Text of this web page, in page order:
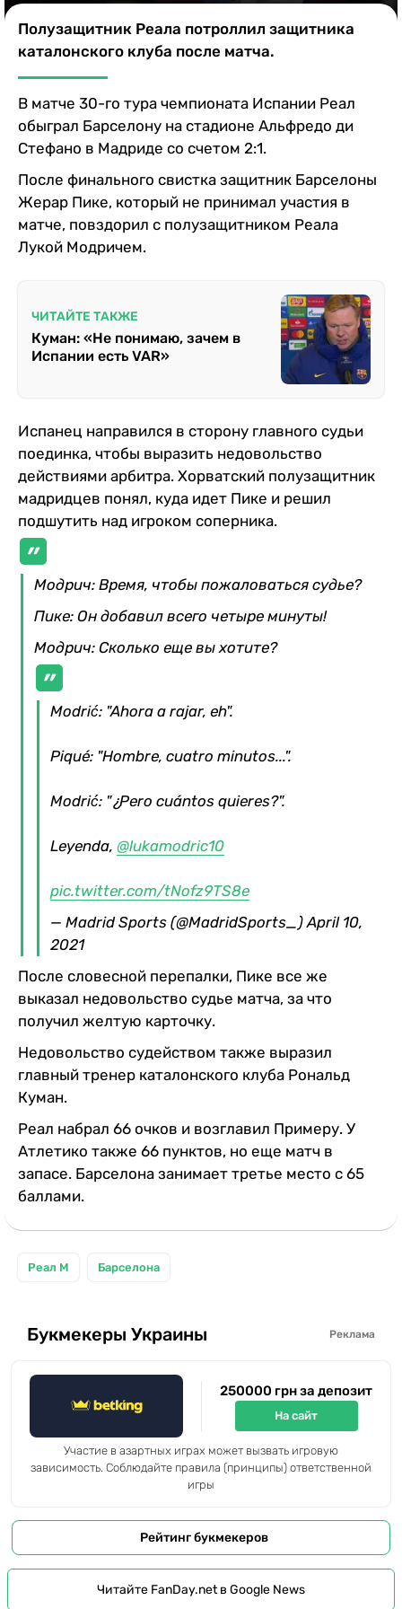
Казино
Полузащитник Реала потроллил защитника
каталонского клуба после матча.
В матче 30-го тура чемпионата Испании Реал
обыграл Барселону на стадионе Альфредо ди
Стефано в Мадриде со счетом 2:1.
После финального свистка защитник Барселоны
Жерар Пике, который не принимал участия в
матче, повздорил с полузащитником Реала
Лукой Модричем.
ЧИТАЙТЕ ТАКЖЕ
Куман: «Не понимаю, зачем в
Испании есть VAR»
Испанец направился в сторону главного судьи
поединка, чтобы выразить недовольство
действиями арбитра. Хорватский полузащитник
мадридцев понял, куда идет Пике и решил
подшутить над игроком соперника.
Модрич: Время, чтобы пожаловаться судье?
Пике: Он добавил всего четыре минуты!
Модрич: Сколько еще вы хотите?
Modrić: "Ahora a rajar, eh".
Piqué: "Hombre, cuatro minutos...".
Modrić: "¿Pero cuántos quieres?".
Leyenda, @lukamodric10
pic.twitter.com/tNofz9TS8e
— Madrid Sports (@MadridSports_)April 10,
2021
После словесной перепалки, Пике все же
выказал недовольство судье матча, за что
получил желтую карточку.
Недовольство судейством также выразил
главный тренер каталонского клуба Рональд
Куман.
Реал набрал 66 очков и возглавил Примеру. У
Атлетико также 66 пунктов, но еще матч в
запасе. Барселона занимает третье место с 65
баллами.
Реал М Барселона
Букмекеры Украины Реклама
250000 грн за депозит
На сайт
Участие в азартных играх может вызвать игровую
зависимость. Соблюдайте правила (принципы) ответственной
игры
Рейтинг букмекеров
Читайте FanDay.net в Google News